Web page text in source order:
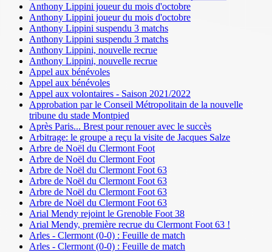
Anthony Lippini joueur du mois d'octobre
Anthony Lippini joueur du mois d'octobre
Anthony Lippini suspendu 3 matchs
Anthony Lippini suspendu 3 matchs
Anthony Lippini, nouvelle recrue
Anthony Lippini, nouvelle recrue
Appel aux bénévoles
Appel aux bénévoles
Appel aux volontaires - Saison 2021/2022
Approbation par le Conseil Métropolitain de la nouvelle
tribune du stade Montpied
Après Paris... Brest pour renouer avec le succès
Arbitrage: le groupe a reçu la visite de Jacques Salze
Arbre de Noël du Clermont Foot
Arbre de Noël du Clermont Foot
Arbre de Noël du Clermont Foot 63
Arbre de Noël du Clermont Foot 63
Arbre de Noël du Clermont Foot 63
Arbre de Noël du Clermont Foot 63
Arial Mendy rejoint le Grenoble Foot 38
Arial Mendy, première recrue du Clermont Foot 63 !
Arles - Clermont (0-0) : Feuille de match
Arles - Clermont (0-0) : Feuille de match